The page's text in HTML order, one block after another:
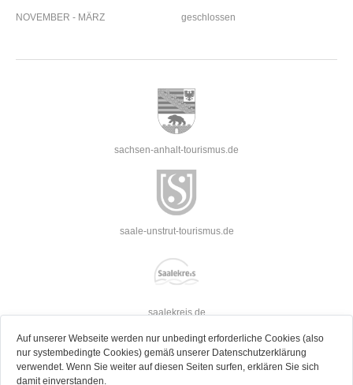
Auf unserer Webseite werden nur unbedingt erforderliche Cookies (also
nur systembedingte Cookies) gemäß unserer Datenschutzerklärung
verwendet. Wenn Sie weiter auf diesen Seiten surfen, erklären Sie sich
damit einverstanden.
NOVEMBER - MÄRZ geschlossen
sachsen-anhalt-tourismus.de
saale-unstrut-tourismus.de
saalekreis.de